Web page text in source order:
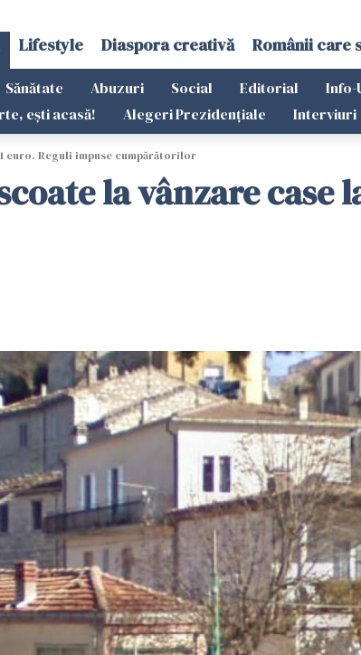
Lifestyle Diaspora creativă Românii care
Sănătate Abuzuri Social Editorial Info-
ești acasă! Alegeri Prezidențiale Interviuri
euro. Reguli impuse cumpărătorilor
la vânzare case